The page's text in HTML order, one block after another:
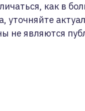
как в
уточняйте
не являются